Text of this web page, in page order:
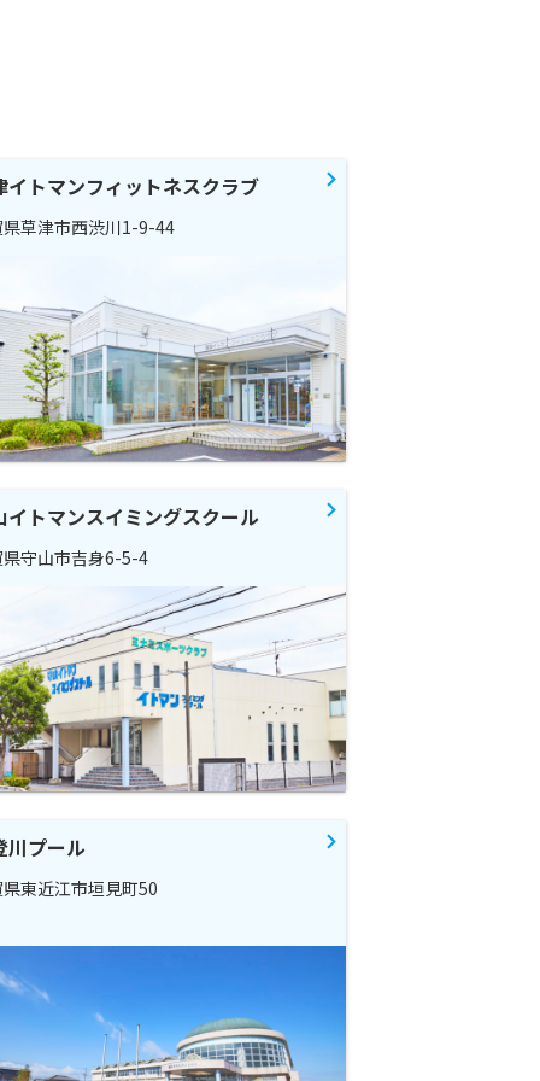
イトマンフィットネスクラブ
草津市西渋川1-9-44
イトマンスイミングスクール
県守山市吉身6-5-4
川プール
東近江市垣見町50